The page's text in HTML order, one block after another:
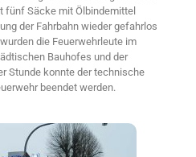
fünf Säcke mit Ölbindemittel
der Fahrbahn wieder gefahrlos
die Feuerwehrleute im
Bauhofes und der
Stunde konnte der technische
beendet werden.